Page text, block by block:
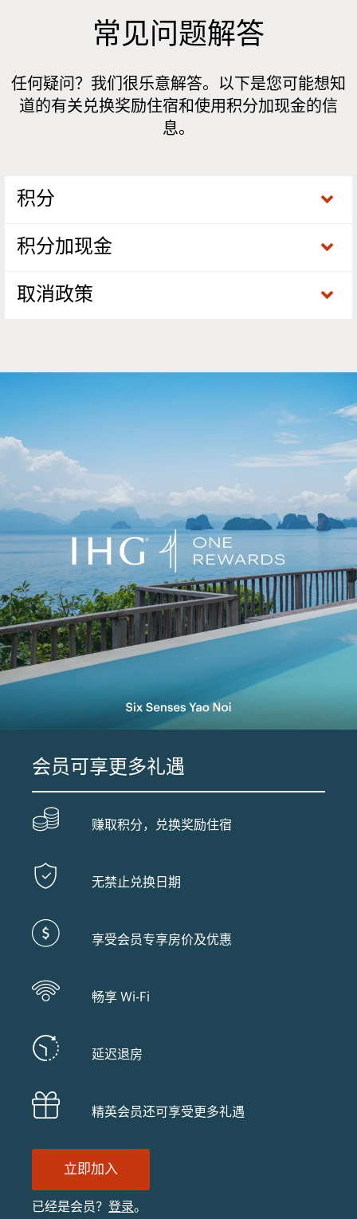
常见问题解答
任何疑问？我们很乐意解答。以下是您可能想知
道的有关兑换奖励住宿和使用积分加现金的信
息。
积分
积分加现金
取消政策
会员可享更多礼遇
赚取积分，兑换奖励住宿
无禁止兑换日期
享受会员专享房价及优惠
畅享 Wi-Fi
延迟退房
精英会员还可享受更多礼遇
立即加入
已经是会员？ 登录。